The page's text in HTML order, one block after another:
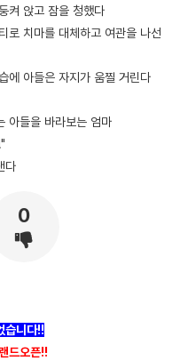
켜 앉고 잠을 청했다
로 치마를 대체하고 여관을 나선
에 아들은 자지가 움찔 거린다
아들을 바라보는 엄마
다
0
습니다!!
드오픈!!